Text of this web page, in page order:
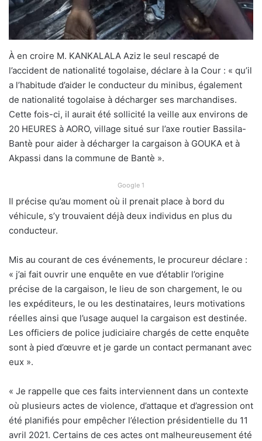
À en croire M. KANKALALA Aziz le seul rescapé de
l’accident de nationalité togolaise, déclare à la Cour : « qu’il
a l’habitude d’aider le conducteur du minibus, également
de nationalité togolaise à décharger ses marchandises.
Cette fois-ci, il aurait été sollicité la veille aux environs de
20 HEURES à AORO, village situé sur l’axe routier Bassila-
Bantè pour aider à décharger la cargaison à GOUKA et à
Akpassi dans la commune de Bantè ».
Google 1
Il précise qu’au moment où il prenait place à bord du
véhicule, s’y trouvaient déjà deux individus en plus du
conducteur.
Mis au courant de ces événements, le procureur déclare :
« j’ai fait ouvrir une enquête en vue d’établir l’origine
précise de la cargaison, le lieu de son chargement, le ou
les expéditeurs, le ou les destinataires, leurs motivations
réelles ainsi que l’usage auquel la cargaison est destinée.
Les officiers de police judiciaire chargés de cette enquête
sont à pied d’œuvre et je garde un contact permanant avec
eux ».
« Je rappelle que ces faits interviennent dans un contexte
où plusieurs actes de violence, d’attaque et d’agression ont
été planifiés pour empêcher l’élection présidentielle du 11
avril 2021. Certains de ces actes ont malheureusement été